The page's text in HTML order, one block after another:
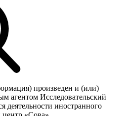
произведен и (или)
агентом Исследовательский
деятельности иностранного